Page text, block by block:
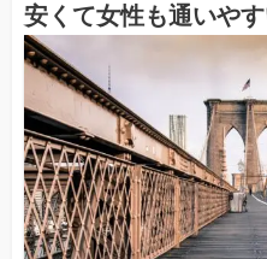
安くて女性も通いや